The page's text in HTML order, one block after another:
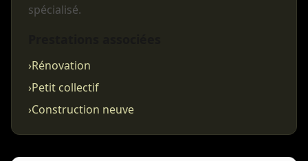
spécialisé.
›Rénovation
›Petit collectif
›Construction neuve